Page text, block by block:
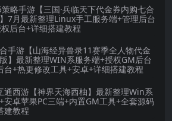
略手游【三国·兵临天下代金券内购七合
7月最新整理Linux手工服务端+管理后台
后台+详细搭建教程
手游【山海经异兽录11赛季全人物代金
】最新整理WIN系服务端+授权GM后台
台+热更修改工具+安卓+详细搭建教程
通西游【神界天海西柚】最新整理Win系
安卓苹果PC三端+内置GM工具+全套源码
建教程